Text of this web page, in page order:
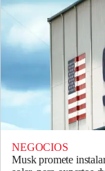
NEGOCIOS
Musk promete